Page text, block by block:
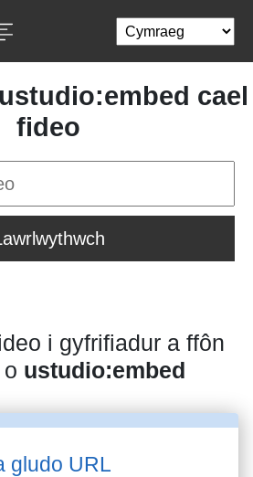
ustudio:embed cael
fideo
i gyfrifiadur a ffôn
ustudio:embed
gludo URL